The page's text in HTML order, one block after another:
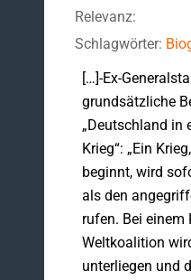
Relevanz:
Schlagwörter:
[…]-Ex-
grundsätzliche
„Deutschland in
Krieg“: „Ein
beginnt, wird
als den
rufen. Bei einem
Weltkoalition
unterliegen und